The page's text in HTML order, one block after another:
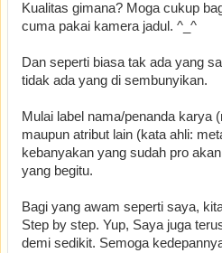
Kualitas gimana? Moga cukup
cuma pakai kamera jadul. ^_^
Dan seperti biasa tak ada yang
tidak ada yang di sembunyikan.
Mulai label nama/penanda karya
maupun atribut lain (kata ahli:
kebanyakan yang sudah pro
yang begitu.
Bagi yang awam seperti saya,
Step by step. Yup, Saya juga
demi sedikit. Semoga